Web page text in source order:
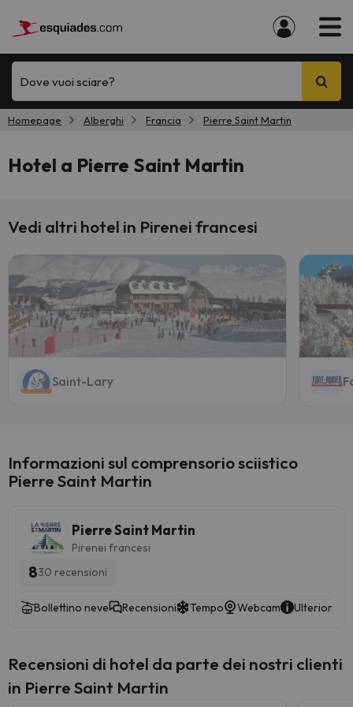
Dove vuoi sciare?
Homepage Alberghi Francia Pierre Saint Martin
Hotel a Pierre Saint Martin
Vedi altri hotel in Pirenei francesi
Saint-Lary
Informazioni sul comprensorio sciistico
Pierre Saint Martin
Pierre Saint Martin
Pirenei francesi
830 recensioni
Bollettino neve Recensioni Tempo Webcam Ulteriori
Recensioni di hotel da parte dei nostri clienti
in Pierre Saint Martin